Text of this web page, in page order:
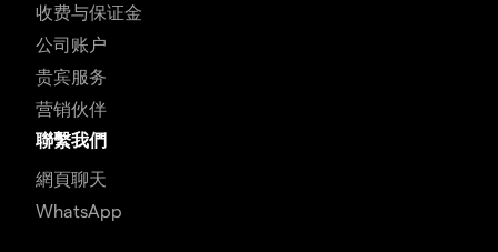
收费与保证金
公司账户
贵宾服务
营销伙伴
聯繫我們
網頁聊天
WhatsApp